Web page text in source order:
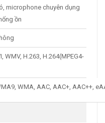
microphone chuyên dụng
ồn
WMV, H.263, H.264(MPEG4-
WMA, AAC, AAC+, AAC++,